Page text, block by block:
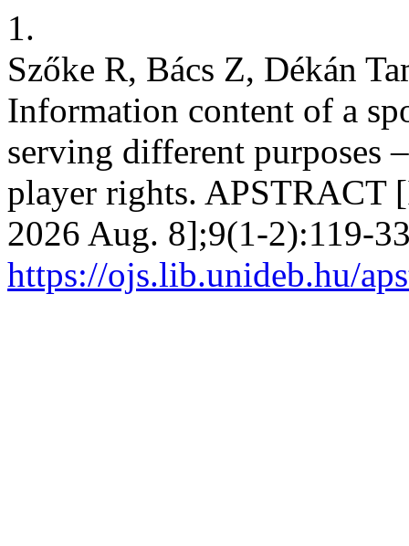
1.
Szőke R, Bács Z, Dékán
Information content of a
serving different purposes
player rights. APSTRACT
2026 Aug. 8];9(1-2):119-
https://ojs.lib.unideb.hu/